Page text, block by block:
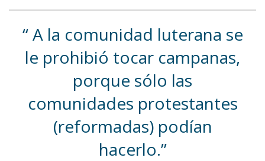
A la comunidad luterana se
le prohibió tocar campanas,
porque sólo las
comunidades protestantes
(reformadas) podían
hacerlo.